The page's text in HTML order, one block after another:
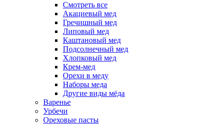
Смотреть все
Акациевый мед
Гречишный мед
Липовый мед
Каштановый мед
Подсолнечный мед
Хлопковый мед
Крем-мед
Орехи в меду
Наборы меда
Другие виды мёда
Варенье
Урбечи
Ореховые пасты